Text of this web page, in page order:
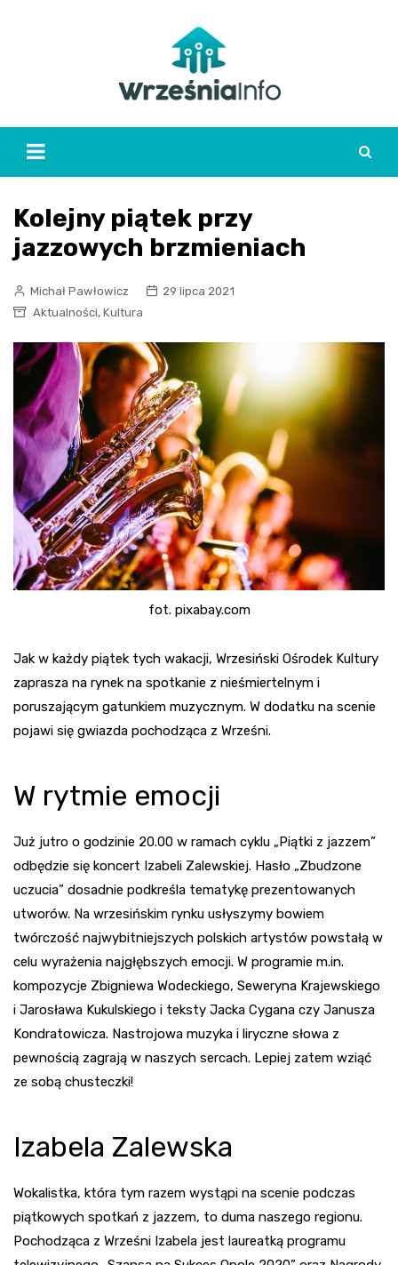
Kolejny piątek przy
jazzowych brzmieniach
Michał Pawłowicz
29 lipca 2021
Aktualności, Kultura
fot. pixabay.com
Jak w każdy piątek tych wakacji, Wrzesiński Ośrodek Kultury
zaprasza na rynek na spotkanie z nieśmiertelnym i
poruszającym gatunkiem muzycznym. W dodatku na scenie
pojawi się gwiazda pochodząca z Wrześni.
W rytmie emocji
Już jutro o godzinie 20.00 w ramach cyklu „Piątki z jazzem”
odbędzie się koncert Izabeli Zalewskiej. Hasło „Zbudzone
uczucia” dosadnie podkreśla tematykę prezentowanych
utworów. Na wrzesińskim rynku usłyszymy bowiem
twórczość najwybitniejszych polskich artystów powstałą w
celu wyrażenia najgłębszych emocji. W programie m.in.
kompozycje Zbigniewa Wodeckiego, Seweryna Krajewskiego
i Jarosława Kukulskiego i teksty Jacka Cygana czy Janusza
Kondratowicza. Nastrojowa muzyka i liryczne słowa z
pewnością zagrają w naszych sercach. Lepiej zatem wziąć
ze sobą chusteczki!
Izabela Zalewska
Wokalistka, która tym razem wystąpi na scenie podczas
piątkowych spotkań z jazzem, to duma naszego regionu.
Pochodząca z Wrześni Izabela jest laureatką programu